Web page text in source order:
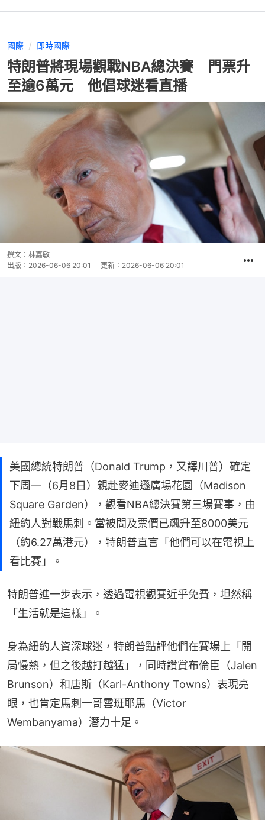
國際 即時國際
特朗普將現場觀戰NBA總決賽 門票升
至逾6萬元 他倡球迷看直播
撰文： 林嘉敏
出版： 2026-06-06 20:01 更新： 2026-06-06 20:01
美國總統特朗普（Donald Trump，又譯川普）確定
下周一（6月8日）親赴麥迪遜廣場花園（Madison
Square Garden），觀看NBA總決賽第三場賽事，由
紐約人對戰馬刺。當被問及票價已飆升至8000美元
（約6.27萬港元），特朗普直言「他們可以在電視上
看比賽」。
特朗普進一步表示，透過電視觀賽近乎免費，坦然稱
「生活就是這樣」。
身為紐約人資深球迷，特朗普點評他們在賽場上「開
局慢熱，但之後越打越猛」，同時讚賞布倫臣（Jalen
Brunson）和唐斯（Karl-Anthony Towns）表現亮
眼，也肯定馬刺一哥雲班耶馬（Victor
Wembanyama）潛力十足。